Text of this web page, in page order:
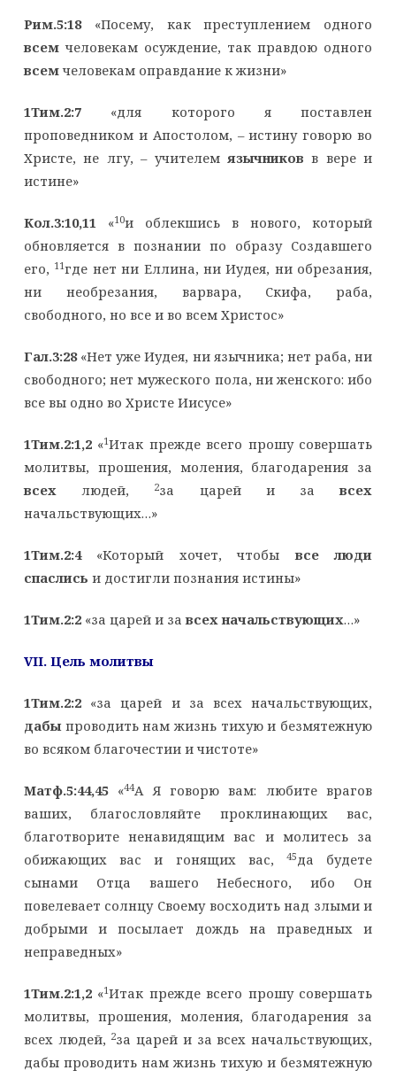
Рим.5:18«Посему, как преступлением одного
всемчеловекам осуждение, так правдою одного
всемчеловекам оправдание к жизни»
1Тим.2:7«для которого я поставлен
проповедником и Апостолом, – истину говорю во
Христе, не лгу, – учителем язычников в вере и
истине»
Кол.3:10,11«10и облекшись в нового, который
обновляется в познании по образу Создавшего
его, 11где нет ни Еллина, ни Иудея, ни обрезания,
ни необрезания, варвара, Скифа, раба,
свободного, но все и во всем Христос»
Гал.3:28«Нет уже Иудея, ни язычника; нет раба, ни
свободного; нет мужеского пола, ни женского: ибо
все вы одно во Христе Иисусе»
1Тим.2:1,2«1Итак прежде всего прошу совершать
молитвы, прошения, моления, благодарения за
всехлюдей, 2за царей и завсех
начальствующих…»
1Тим.2:4«Который хочет, чтобывсе люди
спаслись и достигли познания истины»
1Тим.2:2«за царей и завсех начальствующих…»
VII. Цель молитвы
1Тим.2:2«за царей и за всех начальствующих,
дабыпроводить нам жизнь тихую и безмятежную
во всяком благочестии и чистоте»
Матф.5:44,45«44А Я говорю вам: любите врагов
ваших, благословляйте проклинающих вас,
благотворите ненавидящим вас и молитесь за
обижающих вас и гонящих вас,
45да будете
сынами Отца вашего Небесного, ибо Он
повелевает солнцу Своему восходить над злыми и
добрыми и посылает дождь на праведных и
неправедных»
1Тим.2:1,2«1Итак прежде всего прошу совершать
молитвы, прошения, моления, благодарения за
всех людей, 2за царей и за всех начальствующих,
дабы проводить нам жизнь тихую и безмятежную